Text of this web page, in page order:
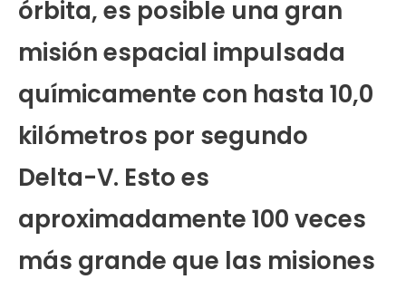
órbita, es posible una gran
misión espacial impulsada
químicamente con hasta 10,0
kilómetros por segundo
Delta-V. Esto es
aproximadamente 100 veces
más grande que las misiones